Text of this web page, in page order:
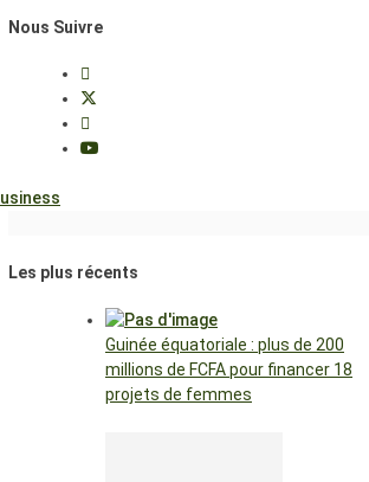
Nous Suivre
Les plus récents
Guinée équatoriale : plus de 200
millions de FCFA pour financer 18
projets de femmes